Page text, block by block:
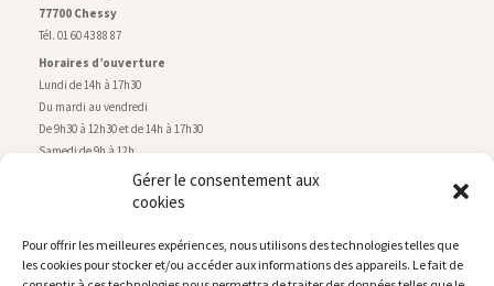
Gérer le consentement aux
cookies
Pour offrir les meilleures expériences, nous utilisons des technologies telles que
les cookies pour stocker et/ou accéder aux informations des appareils. Le fait de
77700 Chessy
Tél. 01 60 43 88 87
Horaires d’ouverture
Lundi de 14h à 17h30
Du mardi au vendredi
De 9h30 à 12h30 et de 14h à 17h30
Samedi de 9h à 12h
Service technique
rue de Montry–77700 Chessy
Tél. 01 60 43 52 63